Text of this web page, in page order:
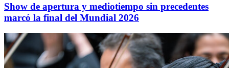
Show de apertura y mediotiempo sin precedentes
marcó la final del Mundial 2026